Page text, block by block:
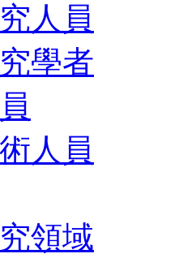
人員
學者
人員
領域